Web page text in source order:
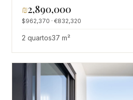
₪2,890,000
$962,370 · €832,320
2 quartos37 m²